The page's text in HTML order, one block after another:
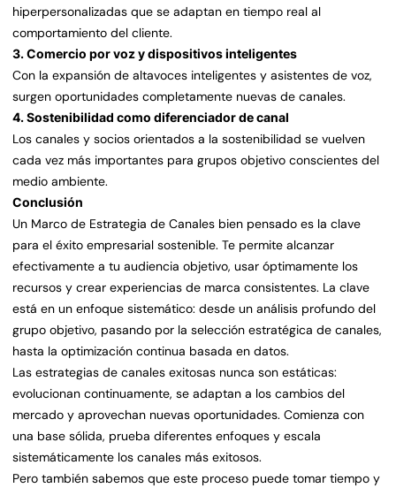
hiperpersonalizadas que se adaptan en tiempo real al
comportamiento del cliente.
3. Comercio por voz y dispositivos inteligentes
Con la expansión de altavoces inteligentes y asistentes de voz,
surgen oportunidades completamente nuevas de canales.
4. Sostenibilidad como diferenciador de canal
Los canales y socios orientados a la sostenibilidad se vuelven
cada vez más importantes para grupos objetivo conscientes del
medio ambiente.
Conclusión
Un Marco de Estrategia de Canales bien pensado es la clave
para el éxito empresarial sostenible. Te permite alcanzar
efectivamente a tu audiencia objetivo, usar óptimamente los
recursos y crear experiencias de marca consistentes. La clave
está en un enfoque sistemático: desde un análisis profundo del
grupo objetivo, pasando por la selección estratégica de canales,
hasta la optimización continua basada en datos.
Las estrategias de canales exitosas nunca son estáticas:
evolucionan continuamente, se adaptan a los cambios del
mercado y aprovechan nuevas oportunidades. Comienza con
una base sólida, prueba diferentes enfoques y escala
sistemáticamente los canales más exitosos.
Pero también sabemos que este proceso puede tomar tiempo y